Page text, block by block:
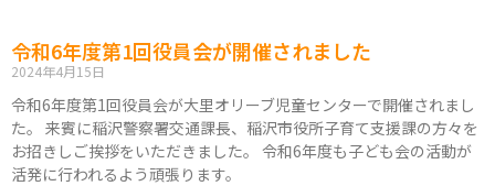
令和6年度第1回役員会が開催されました
2024年4月15日
令和6年度第1回役員会が大里オリーブ児童センターで開催されまし
た。 来賓に稲沢警察署交通課長、稲沢市役所子育て支援課の方々を
お招きしご挨拶をいただきました。 令和6年度も子ども会の活動が
活発に行われるよう頑張ります。